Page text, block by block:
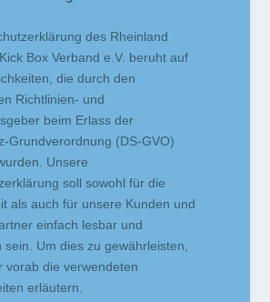
des Rheinland
Box Verband e.V. beruht auf
die durch den
Richtlinien- und
beim Erlass der
Grundverordnung (DS-GVO)
Unsere
soll sowohl für die
als auch für unsere Kunden und
einfach lesbar und
sein. Um dies zu gewährleisten,
vorab die verwendeten
erläutern.